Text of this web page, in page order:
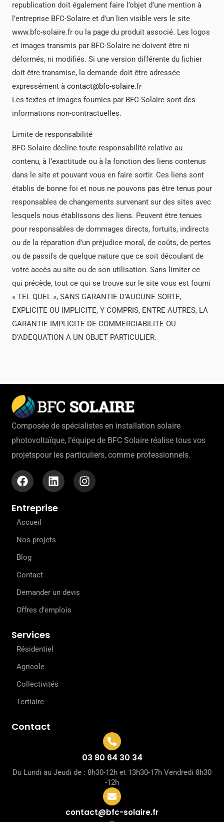
republication doit également faire l’objet d’une mention à
l’entreprise BFC-Solaire et d’un lien visible vers le site
www.bfc-solaire.fr ou la page du produit associé. Les logos
et images transmis par BFC-Solaire ne doivent être ni
déformés, ni modifiés. Si une version différente du fichier
doit être transmise, la demande doit être adressée
expressément à contact@bfc-solaire.fr
Les textes et images fournies par BFC-Solaire sont des
informations non-contractuelles.
Limite de responsabilité
BFC-Solaire décline toute responsabilité relative au
contenu, à l’exactitude ou à la fonction des liens contenus
dans le site et pouvant vous en faire sortir. Ces liens sont
établis de bonne foi et nous ne pouvons pas être tenus pour
responsables de changements survenant sur des sites avec
lesquels nous établissons des liens. Peuvent être tenues
pour responsables de dommages directs, fortuits, indirects
ou de la réparation d’un préjudice moral, de coûts, de pertes
ou de passifs de quelque nature que ce soit découlant de
votre accès au site ou de son utilisation. Sans limiter ce
qui précède, tout ce qui se trouve sur le site vous est fourni
« TEL QUEL », SANS GARANTIE D’AUCUNE SORTE,
EXPLICITE OU IMPLICITE, Y COMPRIS, ENTRE AUTRES, LA
GARANTIE IMPLICITE DE COMMERCIABILITE OU
D’ADEQUATION A UN OBJET PARTICULIER.
Composée de spécialistes en installation solaire
photovoltaïque, l’équipe de BFC Solaire réalise tous vos
projetspour les particuliers, comme professionnels.
F
a
e
b
o
k
L
i
k
i
I
n
Entreprise
Accueil
Nos projets
Blog
Contact
Demander un devis
Offres d’emplois
Services
Résidentiel
Agricole
Collectivités
Tertiaire
Contact
03 80 64 30 34
Du Lundi au Jeudi de : 8h30-12h et 13h30-17h Vendredi 8h30
-12h
contact@bfc-solaire.fr